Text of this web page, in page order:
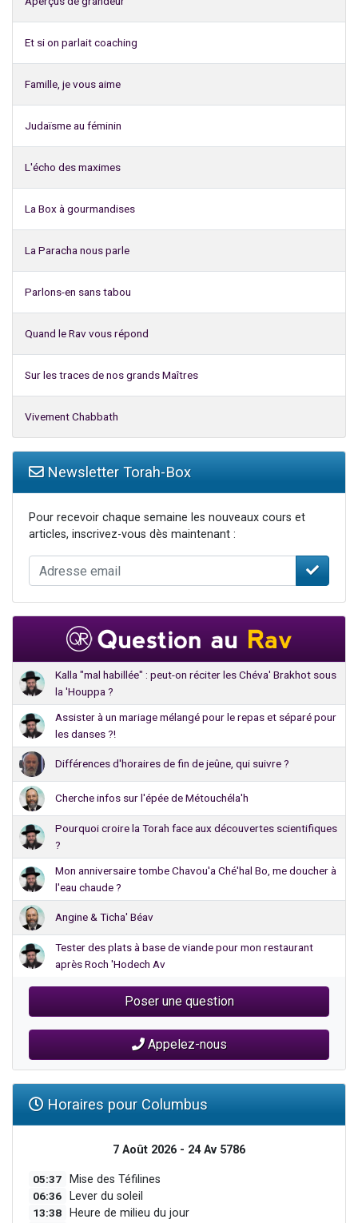
Et si on parlait coaching
Famille, je vous aime
Judaïsme au féminin
L'écho des maximes
La Box à gourmandises
La Paracha nous parle
Parlons-en sans tabou
Quand le Rav vous répond
Sur les traces de nos grands Maîtres
Vivement Chabbath
Newsletter Torah-Box
Pour recevoir chaque semaine les nouveaux cours et
articles, inscrivez-vous dès maintenant :
Kalla "mal habillée" : peut-on réciter les Chéva' Brakhot sous
la 'Houppa ?
Assister à un mariage mélangé pour le repas et séparé pour
les danses ?!
Différences d'horaires de fin de jeûne, qui suivre ?
Cherche infos sur l'épée de Métouchéla'h
Pourquoi croire la Torah face aux découvertes scientifiques
?
Mon anniversaire tombe Chavou'a Ché'hal Bo, me doucher à
l'eau chaude ?
Angine & Ticha' Béav
Tester des plats à base de viande pour mon restaurant
après Roch 'Hodech Av
Poser une question
Appelez-nous
Horaires pour Columbus
7 Août 2026 - 24 Av 5786
05:37 Mise des Téfilines
06:36 Lever du soleil
13:38 Heure de milieu du jour